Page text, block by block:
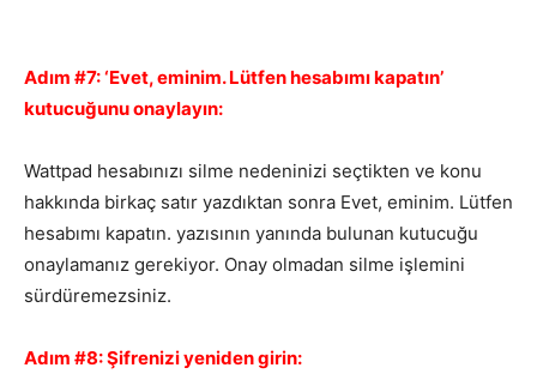
Adım #7: ‘Evet, eminim. Lütfen hesabımı kapatın’
kutucuğunu onaylayın:
Wattpad hesabınızı silme nedeninizi seçtikten ve konu
hakkında birkaç satır yazdıktan sonra Evet, eminim. Lütfen
hesabımı kapatın. yazısının yanında bulunan kutucuğu
onaylamanız gerekiyor. Onay olmadan silme işlemini
sürdüremezsiniz.
Adım #8: Şifrenizi yeniden girin: